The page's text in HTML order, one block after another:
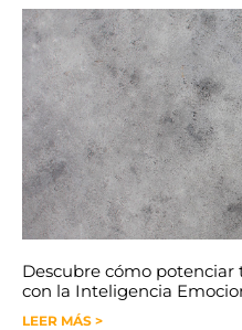
Descubre cómo potenciar
con la Inteligencia
LEER MÁS >